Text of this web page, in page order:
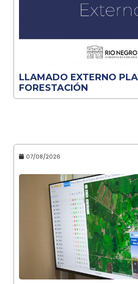
LLAMADO EXTERNO
FORESTACIÓN
07/08/2026